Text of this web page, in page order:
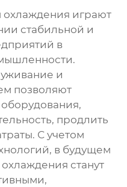
играют
стабильной и
в
и
позволяют
продлить
С учетом
в будущем
станут